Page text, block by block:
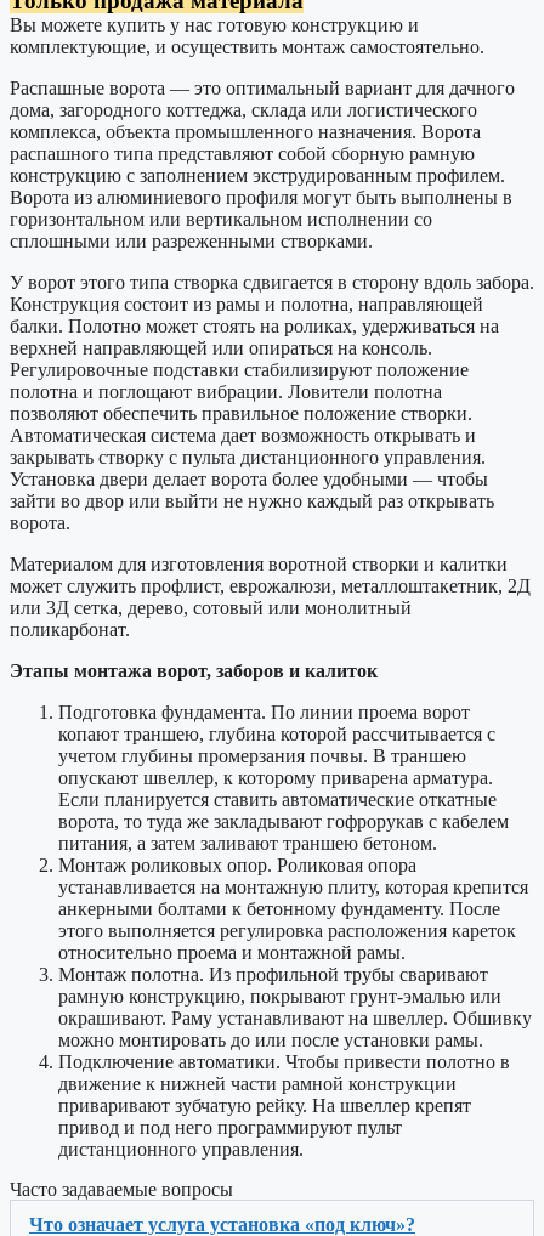
Вы можете купить у нас готовую конструкцию и
комплектующие, и осуществить монтаж самостоятельно.
Распашные ворота — это оптимальный вариант для дачного
дома, загородного коттеджа, склада или логистического
комплекса, объекта промышленного назначения. Ворота
распашного типа представляют собой сборную рамную
конструкцию с заполнением экструдированным профилем.
Ворота из алюминиевого профиля могут быть выполнены в
горизонтальном или вертикальном исполнении со
сплошными или разреженными створками.
У ворот этого типа створка сдвигается в сторону вдоль забора.
Конструкция состоит из рамы и полотна, направляющей
балки. Полотно может стоять на роликах, удерживаться на
верхней направляющей или опираться на консоль.
Регулировочные подставки стабилизируют положение
полотна и поглощают вибрации. Ловители полотна
позволяют обеспечить правильное положение створки.
Автоматическая система дает возможность открывать и
закрывать створку с пульта дистанционного управления.
Установка двери делает ворота более удобными — чтобы
зайти во двор или выйти не нужно каждый раз открывать
ворота.
Материалом для изготовления воротной створки и калитки
может служить профлист, еврожалюзи, металлоштакетник, 2Д
или 3Д сетка, дерево, сотовый или монолитный
поликарбонат.
Этапы монтажа ворот, заборов и калиток
Подготовка фундамента. По линии проема ворот
копают траншею, глубина которой рассчитывается с
учетом глубины промерзания почвы. В траншею
опускают швеллер, к которому приварена арматура.
Если планируется ставить автоматические откатные
ворота, то туда же закладывают гофрорукав с кабелем
питания, а затем заливают траншею бетоном.
Монтаж роликовых опор. Роликовая опора
устанавливается на монтажную плиту, которая крепится
анкерными болтами к бетонному фундаменту. После
этого выполняется регулировка расположения кареток
относительно проема и монтажной рамы.
Монтаж полотна. Из профильной трубы сваривают
рамную конструкцию, покрывают грунт-эмалью или
окрашивают. Раму устанавливают на швеллер. Обшивку
можно монтировать до или после установки рамы.
Подключение автоматики. Чтобы привести полотно в
движение к нижней части рамной конструкции
приваривают зубчатую рейку. На швеллер крепят
привод и под него программируют пульт
дистанционного управления.
Часто задаваемые вопросы
Что означает услуга установка «под ключ»?